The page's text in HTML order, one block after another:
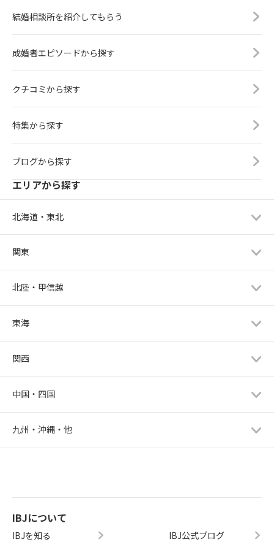
結婚相談所を紹介してもらう
成婚者エピソードから探す
クチコミから探す
特集から探す
ブログから探す
エリアから探す
北海道・東北
関東
北陸・甲信越
東海
関西
中国・四国
九州・沖縄・他
IBJについて
IBJを知る IBJ公式ブログ